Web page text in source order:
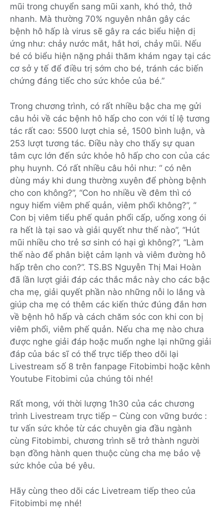
mũi trong chuyển sang mũi xanh, khó thở, thở
nhanh. Mà thường 70% nguyên nhân gây các
bệnh hô hấp là virus sẽ gây ra các biểu hiện dị
ứng như: chảy nước mắt, hắt hơi, chảy mũi. Nếu
bé có biểu hiện nặng phải thăm khám ngay tại các
cơ sở y tế để điều trị sớm cho bé, tránh các biến
chứng đáng tiếc cho sức khỏe của bé.”
Trong chương trình, có rất nhiều bậc cha mẹ gửi
câu hỏi về các bệnh hô hấp cho con với tỉ lệ tương
tác rất cao: 5500 lượt chia sẻ, 1500 bình luận, và
253 lượt tương tác. Điều này cho thấy sự quan
tâm cực lớn đến sức khỏe hô hấp cho con của các
phụ huynh. Có rất nhiều câu hỏi như: “ có nên
dùng máy khi dung thường xuyên để phòng bệnh
cho con không?”, “Con ho nhiều về đêm thì có
nguy hiểm viêm phế quản, viêm phổi không?”, “
Con bị viêm tiểu phế quản phổi cấp, uống xong ói
ra hết là tại sao và giải quyết như thế nào”, “Hút
mũi nhiều cho trẻ sơ sinh có hại gì không?”, “Làm
thế nào để phân biệt cảm lạnh và viêm đường hô
hấp trên cho con?”. TS.BS Nguyễn Thị Mai Hoàn
đã lần lượt giải đáp các thắc mắc này cho các bậc
cha mẹ, giải quyết phần nào những nỗi lo lắng và
giúp cha mẹ có thêm các kiến thức đúng đắn hơn
về bệnh hô hấp và cách chăm sóc con khi con bị
viêm phổi, viêm phế quản. Nếu cha mẹ nào chưa
được nghe giải đáp hoặc muốn nghe lại những giải
đáp của bác sĩ có thể trực tiếp theo dõi lại
Livestream số 8 trên fanpage Fitobimbi hoặc kênh
Youtube Fitobimi của chúng tôi nhé!
Rất mong, với thời lượng 1h30 của các chương
trình Livestream trực tiếp – Cùng con vững bước :
tư vấn sức khỏe từ các chuyên gia đầu ngành
cùng Fitobimbi, chương trình sẽ trở thành người
bạn đồng hành quen thuộc cùng cha mẹ bảo vệ
sức khỏe của bé yêu.
Hãy cùng theo dõi các Livetream tiếp theo của
Fitobimbi mẹ nhé!